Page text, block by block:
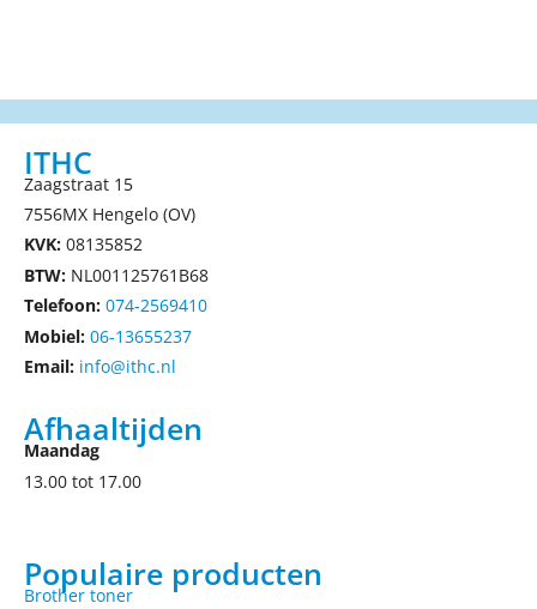
ITHC
Zaagstraat 15
7556MX Hengelo (OV)
KVK: 08135852
BTW: NL001125761B68
Telefoon: 074-2569410
Mobiel: 06-13655237
Email: info@ithc.nl
Afhaaltijden
Maandag
13.00 tot 17.00
Populaire producten
Brother toner